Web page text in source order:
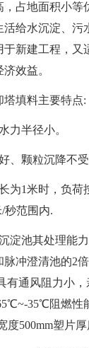
，占地面积小等
活给水沉淀、污
新建工程，又
效益。
塔填料主要特点:
力半径小。
、颗粒沉降不受
为1米时，负荷
秒范围内.
淀池其处理能
脉冲澄清池的2
有通风阻力小
35℃阻燃性
度500mm塑片厚